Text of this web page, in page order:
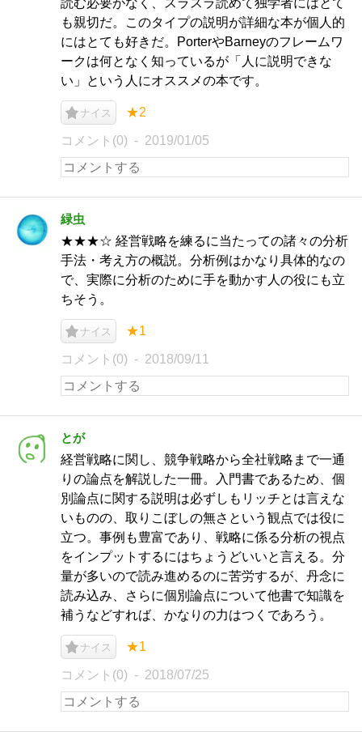
読む必要がなく、スラスラ読めて独学者にはとて
も親切だ。このタイプの説明が詳細な本が個人的
にはとても好きだ。PorterやBarneyのフレームワ
ークは何となく知っているが「人に説明できな
い」という人にオススメの本です。
ナイス ★2
コメント(0) 2019/01/05
緑虫
★★★☆ 経営戦略を練るに当たっての諸々の分析
手法・考え方の概説。分析例はかなり具体的なの
で、実際に分析のために手を動かす人の役にも立
ちそう。
ナイス ★1
コメント(0) 2018/09/11
とが
経営戦略に関し、競争戦略から全社戦略まで一通
りの論点を解説した一冊。入門書であるため、個
別論点に関する説明は必ずしもリッチとは言えな
いものの、取りこぼしの無さという観点では役に
立つ。事例も豊富であり、戦略に係る分析の視点
をインプットするにはちょうどいいと言える。分
量が多いので読み進めるのに苦労するが、丹念に
読み込み、さらに個別論点について他書で知識を
補うなどすれば、かなりの力はつくであろう。
ナイス ★1
コメント(0) 2018/07/25